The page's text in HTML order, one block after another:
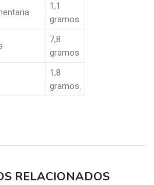
1,1
gramos
7,8
gramos
1,8
gramos.
RELACIONADOS